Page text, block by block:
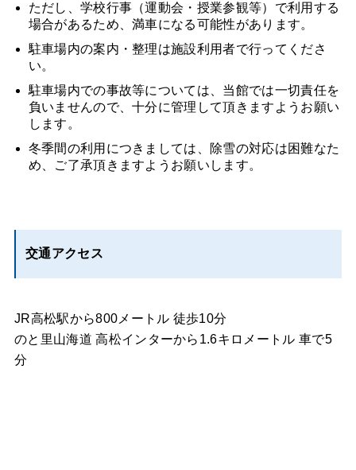
ただし、学校行事（運動会・授業参観等）で利用する
場合があるため、満車になる可能性があります。
駐車場内の案内・整理は施設利用者で行ってくださ
い。
駐車場内での事故等については、当館では一切責任を
負いませんので、十分に管理して頂きますようお願い
します。
冬季間の利用につきましては、除雪の対応は困難なた
め、ご了承頂きますようお願いします。
交通アクセス
JR高松駅から800メートル 徒歩10分
のと里山海道 高松インターから1.6キロメートル 車で5
分